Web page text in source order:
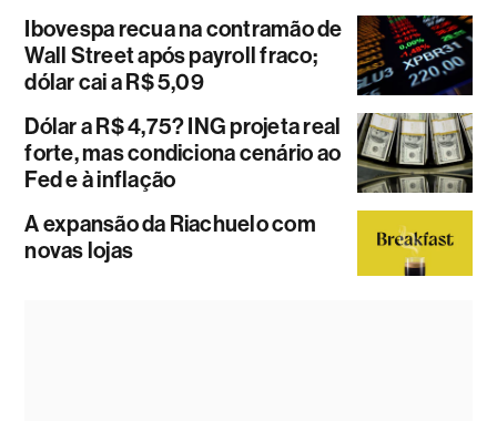
Ibovespa recua na contramão de
Wall Street após payroll fraco;
dólar cai a R$ 5,09
Dólar a R$ 4,75? ING projeta real
forte, mas condiciona cenário ao
Fed e à inflação
A expansão da Riachuelo com
novas lojas